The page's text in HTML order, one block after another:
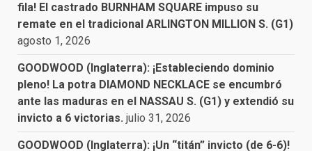
fila! El castrado BURNHAM SQUARE impuso su
remate en el tradicional ARLINGTON MILLION S. (G1)
agosto 1, 2026
GOODWOOD (Inglaterra): ¡Estableciendo dominio
pleno! La potra DIAMOND NECKLACE se encumbró
ante las maduras en el NASSAU S. (G1) y extendió su
invicto a 6 victorias. julio 31, 2026
GOODWOOD (Inglaterra): ¡Un “titán” invicto (de 6-6)!